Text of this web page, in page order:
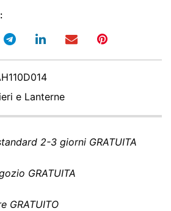
e Lanterne
2-3 giorni GRATUITA
GRATUITA
GRATUITO